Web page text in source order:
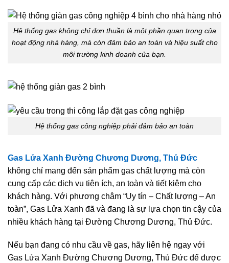
Hệ thống gas không chỉ đơn thuần là một phần quan trọng của
hoạt động nhà hàng, mà còn đảm bảo an toàn và hiệu suất cho
môi trường kinh doanh của bạn.
Hệ thống gas công nghiệp phải đảm bảo an toàn
Gas Lửa Xanh Đường Chương Dương, Thủ Đức
không chỉ mang đến sản phẩm gas chất lượng mà còn
cung cấp các dịch vụ tiện ích, an toàn và tiết kiệm cho
khách hàng. Với phương châm “Uy tín – Chất lượng – An
toàn”, Gas Lửa Xanh đã và đang là sự lựa chọn tin cậy của
nhiều khách hàng tại Đường Chương Dương, Thủ Đức.
Nếu bạn đang có nhu cầu về gas, hãy liên hệ ngay với
Gas Lửa Xanh Đường Chương Dương, Thủ Đức để được